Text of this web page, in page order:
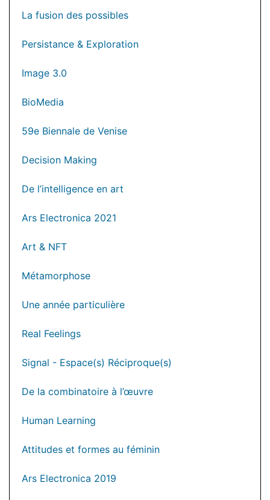
La fusion des possibles
Persistance & Exploration
Image 3.0
BioMedia
59e Biennale de Venise
Decision Making
De l’intelligence en art
Ars Electronica 2021
Art & NFT
Métamorphose
Une année particulière
Real Feelings
Signal - Espace(s) Réciproque(s)
De la combinatoire à l’œuvre
Human Learning
Attitudes et formes au féminin
Ars Electronica 2019